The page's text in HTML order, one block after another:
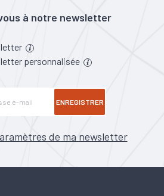
à notre newsletter
personnalisée
ENREGISTRER
de ma newsletter